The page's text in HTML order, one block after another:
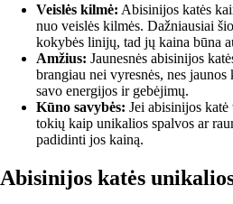
Veislės kilmė: Abisinijos katės
nuo veislės kilmės. Dažniausiai
kokybės linijų, tad jų kaina būna
Amžius: Jaunesnės abisinijos
brangiau nei vyresnės, nes jaunos
savo energijos ir gebėjimų.
Kūno savybės: Jei abisinijos
tokių kaip unikalios spalvos ar
padidinti jos kainą.
Abisinijos katės